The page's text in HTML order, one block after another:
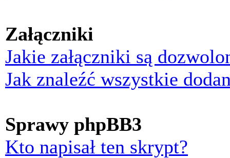
Załączniki
Jakie załączniki są
Jak znaleźć wszystkie
Sprawy phpBB3
Kto napisał ten skrypt?